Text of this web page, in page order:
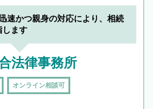
速かつ親身の対応により、相続
します
法律事務所
オンライン相談可